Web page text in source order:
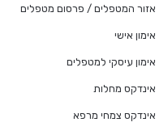
אזור המטפלים / פרסום מטפלים
אימון אישי
אימון עיסקי למטפלים
אינדקס מחלות
אינדקס צמחי מרפא